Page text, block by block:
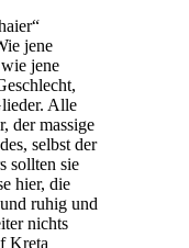
jene
jene
Alle
der massige
selbst der
sollten sie
hier, die
ruhig und
nichts
Kreta